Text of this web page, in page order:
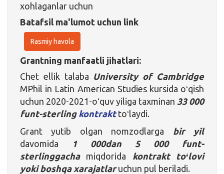
xohlaganlar uchun
Batafsil ma'lumot uchun link
Rasmiy havola
Grantning manfaatli jihatlari:
Chet ellik talaba University of Cambridge
MPhil in Latin American Studies kursida oʻqish
uchun 2020-2021-oʻquv yiliga taxminan 33 000
funt-sterling kontrakttoʻlaydi.
Grant yutib olgan nomzodlarga
bir yil
davomida
1 000dan
5 000 funt-
sterlinggacha
miqdorida
kontrakt toʻlovi
yoki boshqa xarajatlaruchun pul beriladi.